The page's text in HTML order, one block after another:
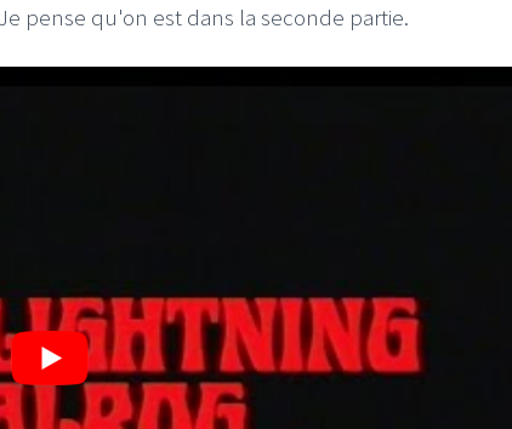
pense qu'on est dans la seconde partie.